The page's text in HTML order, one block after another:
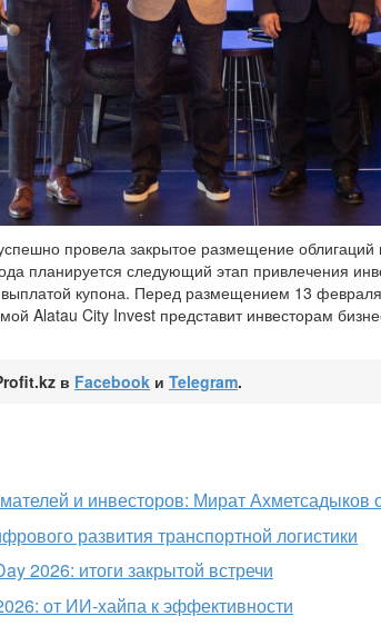
провела закрытое размещение облигаций
планируется следующий этап привлечения
купона. Перед размещением 13
Alatau City Invest представит инвесторам
в Facebook и Telegram.
и инвесторов: Мират Ахметсадыков
развития транспортной логистики
2026: итоги закрытой встречи
от ИИ-хайпа к эффективности